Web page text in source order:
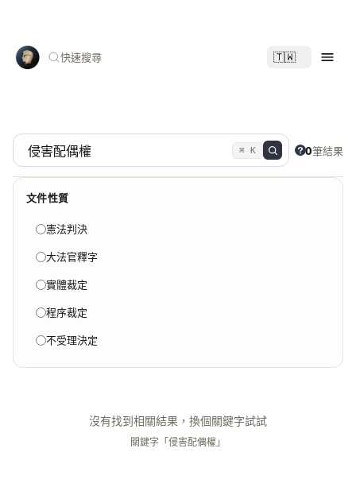
快速搜尋 🇹🇼
⌘ K 0筆結果
文件性質
憲法判決
大法官釋字
實體裁定
程序裁定
不受理決定
沒有找到相關結果，換個關鍵字試試
關鍵字「侵害配偶權」